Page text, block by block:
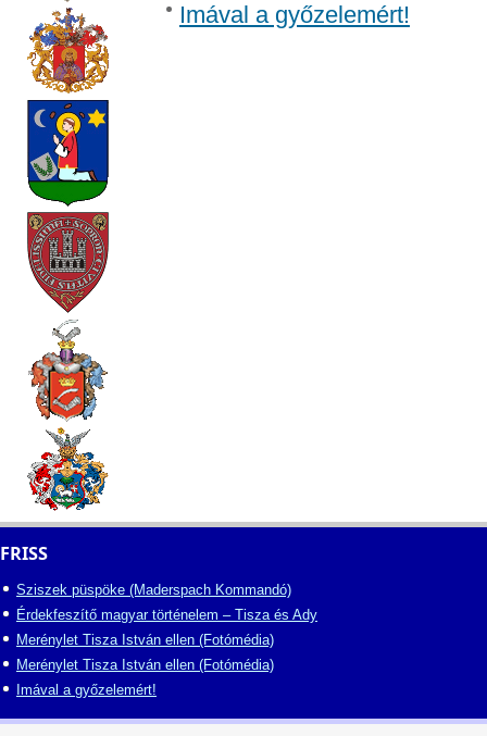
Imával a győzelemért!
FRISS
Sziszek püspöke (Maderspach Kommandó)
Érdekfeszítő magyar történelem – Tisza és Ady
Merénylet Tisza István ellen (Fotómédia)
Merénylet Tisza István ellen (Fotómédia)
Imával a győzelemért!